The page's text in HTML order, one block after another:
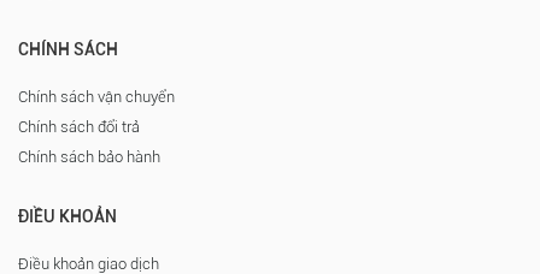
CHÍNH SÁCH
Chính sách vận chuyển
Chính sách đổi trả
Chính sách bảo hành
ĐIỀU KHOẢN
Điều khoản giao dịch